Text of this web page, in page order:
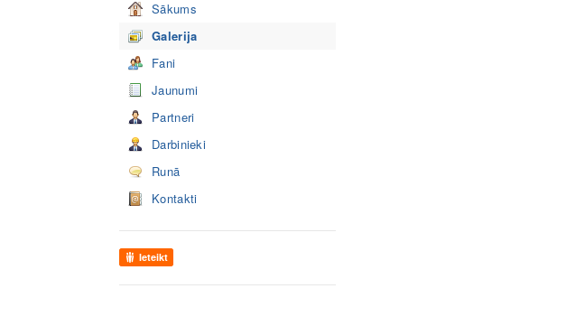
Sākums
Galerija
Fani
Jaunumi
Partneri
Darbinieki
Runā
Kontakti
Ieteikt